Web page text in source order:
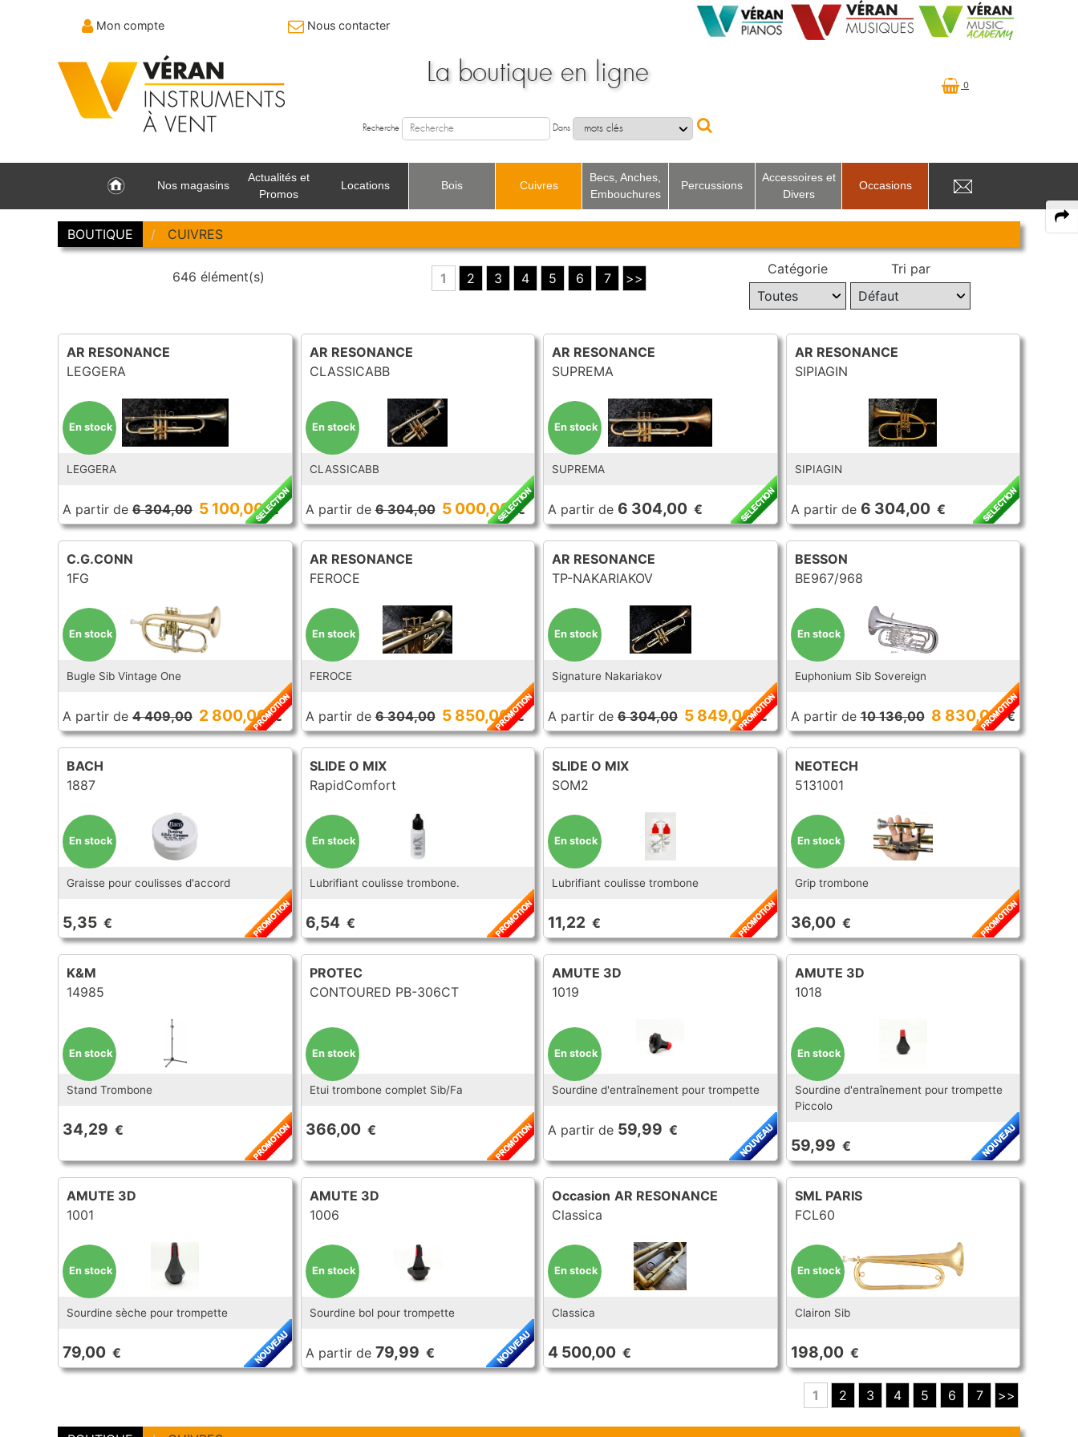
Mon compte Nous contacter
La boutique en ligne
Recherche Dans
0
Nos magasins
Actualités et
Promos
Locations Bois Cuivres
Becs, Anches,
Embouchures
Percussions
Accessoires et
Divers
Occasions
Dans
BOUTIQUE CUIVRES
646 élément(s) 1 2 3 4 5 6 7 >>
Catégorie Tri par
AR RESONANCE
LEGGERA
LEGGERA
A partir de 6 304,00 5 100,00 €
En stock
AR RESONANCE
CLASSICABB
CLASSICABB
A partir de 6 304,00 5 000,00 €
En stock
AR RESONANCE
SUPREMA
SUPREMA
A partir de 6 304,00 €
En stock
AR RESONANCE
SIPIAGIN
SIPIAGIN
A partir de 6 304,00 €
C.G.CONN
1FG
Bugle Sib Vintage One
A partir de 4 409,00 2 800,00 €
En stock
AR RESONANCE
FEROCE
FEROCE
A partir de 6 304,00 5 850,00 €
En stock
AR RESONANCE
TP-NAKARIAKOV
Signature Nakariakov
A partir de 6 304,00 5 849,00 €
En stock
BESSON
BE967/968
Euphonium Sib Sovereign
A partir de 10 136,00 8 830,00 €
En stock
BACH
1887
Graisse pour coulisses d'accord
5,35 €
En stock
SLIDE O MIX
RapidComfort
Lubrifiant coulisse trombone.
6,54 €
En stock
SLIDE O MIX
SOM2
Lubrifiant coulisse trombone
11,22 €
En stock
NEOTECH
5131001
Grip trombone
36,00 €
En stock
K&M
14985
Stand Trombone
34,29 €
En stock
PROTEC
CONTOURED PB-306CT
Etui trombone complet Sib/Fa
366,00 €
En stock
AMUTE 3D
1019
Sourdine d'entraînement pour trompette
A partir de 59,99 €
En stock
AMUTE 3D
1018
Sourdine d'entraînement pour trompette
Piccolo
59,99 €
En stock
AMUTE 3D
1001
Sourdine sèche pour trompette
79,00 €
En stock
AMUTE 3D
1006
Sourdine bol pour trompette
A partir de 79,99 €
En stock
Occasion AR RESONANCE
Classica
Classica
4 500,00 €
En stock
SML PARIS
FCL60
Clairon Sib
198,00 €
En stock
1 2 3 4 5 6 7 >>